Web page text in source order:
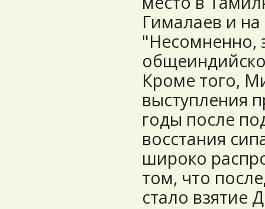
Гималаев и
"Несомненно,
Кроме того,
выступления
годы после
восстания
широко
том, что
стало взятие